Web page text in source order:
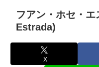
フアン・ホセ・
Estrada)
X